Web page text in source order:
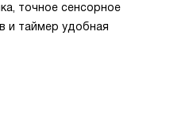
точное сенсорное
и таймер удобная